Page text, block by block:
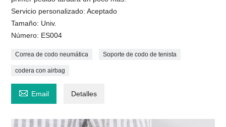
Servicio personalizado: Aceptado
Tamaño: Univ.
Número: ES004
Correa de codo neumática Soporte de codo de tenista
codera con airbag
 Email Detalles